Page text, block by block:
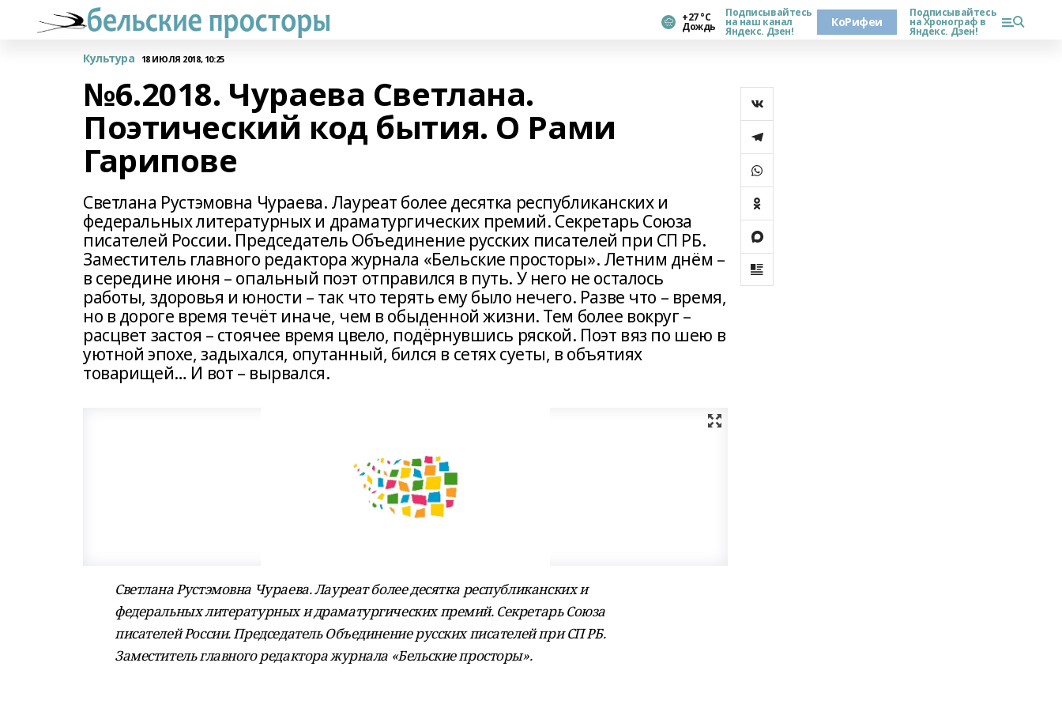
+27 °С
Дождь
Подписывайтесь
на наш канал
Яндекс. Дзен!
КоРифеи
Подписывайтесь
на Хронограф в
Яндекс. Дзен!
Культура 18 ИЮЛЯ 2018, 10:25
№6.2018. Чураева Светлана.
Поэтический код бытия. О Рами
Гарипове
Светлана Рустэмовна Чураева. Лауреат более десятка республиканских и
федеральных литературных и драматургических премий. Секретарь Союза
писателей России. Председатель Объединение русских писателей при СП РБ.
Заместитель главного редактора журнала «Бельские просторы». Летним днём –
в середине июня – опальный поэт отправился в путь. У него не осталось
работы, здоровья и юности – так что терять ему было нечего. Разве что – время,
но в дороге время течёт иначе, чем в обыденной жизни. Тем более вокруг –
расцвет застоя – стоячее время цвело, подёрнувшись ряской. Поэт вяз по шею в
уютной эпохе, задыхался, опутанный, бился в сетях суеты, в объятиях
товарищей… И вот – вырвался.
Светлана Рустэмовна Чураева. Лауреат более десятка республиканских и
федеральных литературных и драматургических премий. Секретарь Союза
писателей России. Председатель Объединение русских писателей при СП РБ.
Заместитель главного редактора журнала «Бельские просторы».